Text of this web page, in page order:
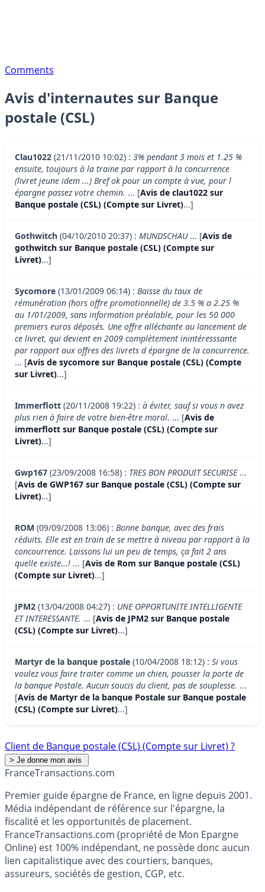
Comments
Avis d'internautes sur Banque
postale (CSL)
Clau1022 (21/11/2010 10:02) : 3% pendant 3 mois et 1.25 %
ensuite, toujours à la traine par rapport à la concurrence
(livret jeune idem ...) Bref ok pour un compte à vue, pour l
épargne passez votre chemin. ... [Avis de clau1022 sur
Banque postale (CSL) (Compte sur Livret)...]
Gothwitch (04/10/2010 20:37) : MUNDSCHAU... [Avis de
gothwitch sur Banque postale (CSL) (Compte sur
Livret)...]
Sycomore (13/01/2009 06:14) : Baisse du taux de
rémunération (hors offre promotionnelle) de 3.5 % a 2.25 %
au 1/01/2009, sans information préalable, pour les 50 000
premiers euros déposés. Une offre alléchante au lancement de
ce livret, qui devient en 2009 complètement inintéresssante
par rapport aux offres des livrets d épargne de la concurrence.
... [Avis de sycomore sur Banque postale (CSL) (Compte
sur Livret)...]
Immerflott (20/11/2008 19:22) : à éviter, sauf si vous n avez
plus rien à faire de votre bien-être moral. ... [Avis de
immerflott sur Banque postale (CSL) (Compte sur
Livret)...]
Gwp167 (23/09/2008 16:58) : TRES BON PRODUIT SECURISE...
[Avis de GWP167 sur Banque postale (CSL) (Compte sur
Livret)...]
ROM (09/09/2008 13:06) : Bonne banque, avec des frais
réduits. Elle est en train de se mettre à niveau par rapport à la
concourrence. Laissons lui un peu de temps, ça fait 2 ans
quelle existe...! ... [Avis de Rom sur Banque postale (CSL)
(Compte sur Livret)...]
JPM2 (13/04/2008 04:27) : UNE OPPORTUNITE INTELLIGENTE
ET INTERESSANTE. ... [Avis de JPM2 sur Banque postale
(CSL) (Compte sur Livret)...]
Martyr de la banque postale (10/04/2008 18:12) : Si vous
voulez vous faire traiter comme un chien, pousser la porte de
la banque Postale. Aucun soucis du client, pas de souplesse. ...
[Avis de Martyr de la banque Postale sur Banque postale
(CSL) (Compte sur Livret)...]
Client de Banque postale (CSL) (Compte sur Livret) ?
FranceTransactions.com
Premier guide épargne de France, en ligne depuis 2001.
Média indépendant de référence sur l'épargne, la
fiscalité et les opportunités de placement.
FranceTransactions.com (propriété de Mon Epargne
Online) est 100% indépendant, ne possède donc aucun
lien capitalistique avec des courtiers, banques,
assureurs, sociétés de gestion, CGP, etc.